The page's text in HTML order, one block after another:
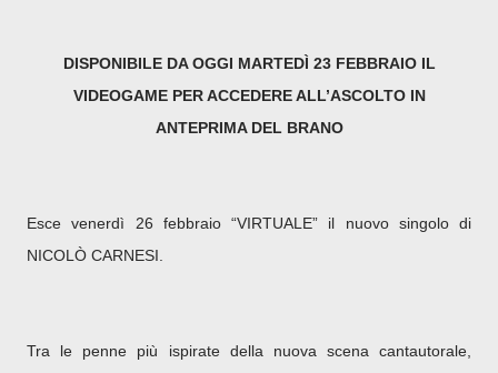
DISPONIBILE DA OGGI MARTEDÌ 23 FEBBRAIO IL
VIDEOGAME PER ACCEDERE ALL’ASCOLTO IN
ANTEPRIMA DEL BRANO
Esce venerdì 26 febbraio “VIRTUALE” il nuovo singolo di
NICOLÒ CARNESI.
Tra le penne più ispirate della nuova scena cantautorale,